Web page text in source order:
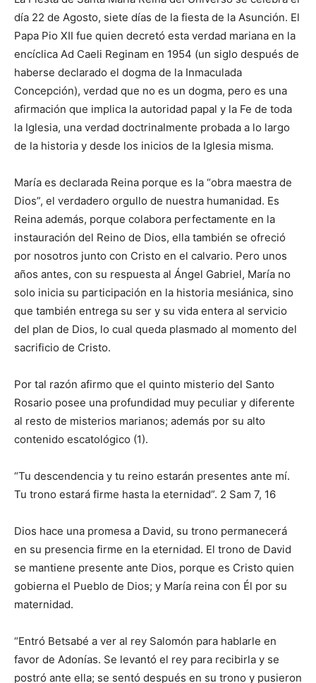
día 22 de Agosto, siete días de la fiesta de la Asunción. El
Papa Pio XII fue quien decretó esta verdad mariana en la
encíclica Ad Caeli Reginam en 1954 (un siglo después de
haberse declarado el dogma de la Inmaculada
Concepción), verdad que no es un dogma, pero es una
afirmación que implica la autoridad papal y la Fe de toda
la Iglesia, una verdad doctrinalmente probada a lo largo
de la historia y desde los inicios de la Iglesia misma.
María es declarada Reina porque es la “obra maestra de
Dios”, el verdadero orgullo de nuestra humanidad. Es
Reina además, porque colabora perfectamente en la
instauración del Reino de Dios, ella también se ofreció
por nosotros junto con Cristo en el calvario. Pero unos
años antes, con su respuesta al Ángel Gabriel, María no
solo inicia su participación en la historia mesiánica, sino
que también entrega su ser y su vida entera al servicio
del plan de Dios, lo cual queda plasmado al momento del
sacrificio de Cristo.
Por tal razón afirmo que el quinto misterio del Santo
Rosario posee una profundidad muy peculiar y diferente
al resto de misterios marianos; además por su alto
contenido escatológico (1).
“Tu descendencia y tu reino estarán presentes ante mí.
Tu trono estará firme hasta la eternidad”. 2 Sam 7, 16
Dios hace una promesa a David, su trono permanecerá
en su presencia firme en la eternidad. El trono de David
se mantiene presente ante Dios, porque es Cristo quien
gobierna el Pueblo de Dios; y María reina con Él por su
maternidad.
“Entró Betsabé a ver al rey Salomón para hablarle en
favor de Adonías. Se levantó el rey para recibirla y se
postró ante ella; se sentó después en su trono y pusieron